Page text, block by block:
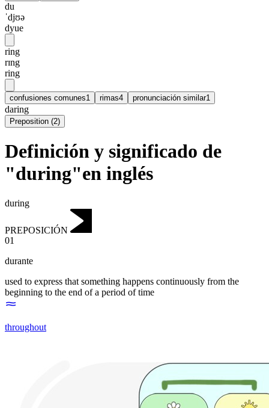
du
ˈdjʊə
dyue
ring
rɪng
ring
confusiones comunes1 rimas4 pronunciación similar1
daring
Preposition (2)
Definición y significado de
"during"en inglés
during
PREPOSICIÓN
01
durante
used to express that something happens continuously from the
beginning to the end of a period of time
throughout